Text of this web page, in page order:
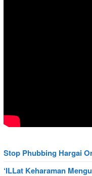
Stop Phubbing Hargai
‘ILLat Keharaman